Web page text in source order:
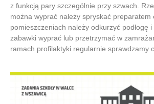
z funkcją pary szczególnie przy szwach.
można wyprać należy spryskać preparatem
pomieszczeniach należy odkurzyć podłogę
zabawki wyprać lub przetrzymać w
ramach profilaktyki regularnie sprawdzamy